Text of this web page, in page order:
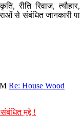
रीति रिवाज, त्यौहार,
से संबंधित जानकारी पा
Re: House Wood
मुद्दे !